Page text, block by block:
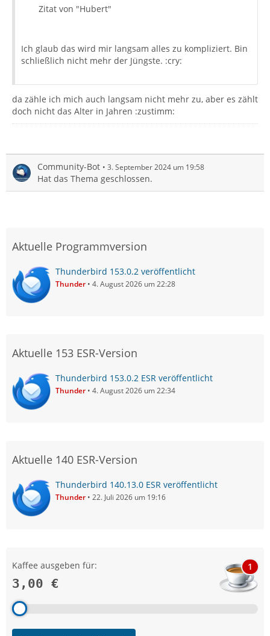
Zitat von "Hubert"
Ich glaub das wird mir langsam alles zu kompliziert. Bin
schließlich nicht mehr der Jüngste. :cry:
da zähle ich mich auch langsam nicht mehr zu, aber es zählt
doch nicht das Alter in Jahren :zustimm:
Community-Bot 3. September 2024 um 19:58
Hat das Thema geschlossen.
Aktuelle Programmversion
Thunderbird 153.0.2 veröffentlicht
Thunder 4. August 2026 um 22:28
Aktuelle 153 ESR-Version
Thunderbird 153.0.2 ESR veröffentlicht
Thunder 4. August 2026 um 22:34
Aktuelle 140 ESR-Version
Thunderbird 140.13.0 ESR veröffentlicht
Thunder 22. Juli 2026 um 19:16
Kaffee ausgeben für:
3,00 €
1